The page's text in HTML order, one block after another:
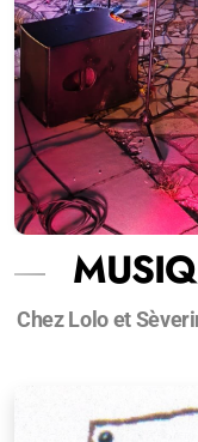
Chez Lolo et